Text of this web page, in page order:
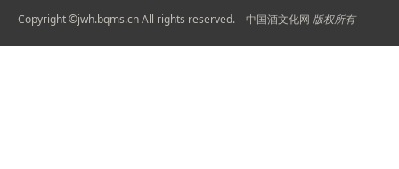
Copyright ©jwh.bqms.cn All rights reserved. 中国酒文化网 版权所有